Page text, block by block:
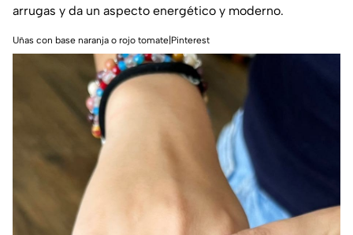
arrugas y da un aspecto energético y moderno.
Uñas con base naranja o rojo tomate|Pinterest